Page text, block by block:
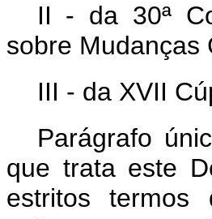
II - da 30ª
sobre Mudanças
III - da XVII
Parágrafo
que trata este
estritos termos